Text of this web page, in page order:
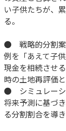
い子供たちが、
る。
● 戦略的分割案
例を「あえて子
現金を相続させ
時の土地再評価
● シミュレーシ
将来予測に基づ
る分割割合を導